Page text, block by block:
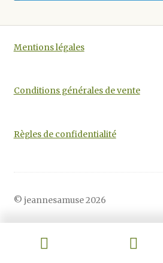
Mentions légales
Conditions générales de vente
Règles de confidentialité
© jeannesamuse 2026
Recherche
Recherche